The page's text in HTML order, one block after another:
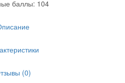
баллы: 104
(0)